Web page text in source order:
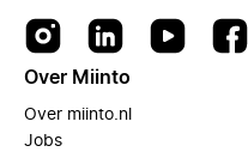
Over Miinto
Over miinto.nl
Jobs